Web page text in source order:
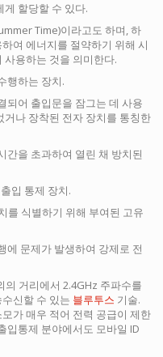
할당할 수 있다.
Time)이라고도 하며, 하
여 에너지를 절약하기 위해 시
용하는 것을 의미한다.
행하는 장치.
되어 출입문을 잠그는 데 사용
나 장착된 전자 장치를 통칭한
간을 초과하여 열린 채 방치된
입 통제 장치.
를 식별하기 위해 부여된 고유
에 문제가 발생하여 강제로 전
의 거리에서 2.4GHz 주파수를
신할 수 있는 블루투스 기술.
가 매우 적어 전력 공급이 제한
입통제 분야에서도 모바일 ID